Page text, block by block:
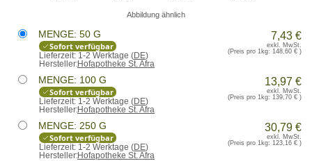
Abbildung ähnlich
MENGE: 50 G
Sofort verfügbar
Lieferzeit: 1-2 Werktage (DE)
Hersteller:Hofapotheke St. Afra
7,43 €
exkl. MwSt.
(Preis pro 1kg: 148,60 €)
MENGE: 100 G
Sofort verfügbar
Lieferzeit: 1-2 Werktage (DE)
Hersteller:Hofapotheke St. Afra
13,97 €
exkl. MwSt.
(Preis pro 1kg: 139,70 €)
MENGE: 250 G
Sofort verfügbar
Lieferzeit: 1-2 Werktage (DE)
Hersteller:Hofapotheke St. Afra
30,79 €
exkl. MwSt.
(Preis pro 1kg: 123,16 €)